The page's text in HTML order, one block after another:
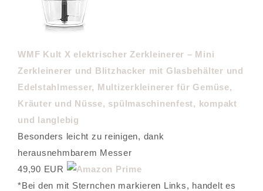
WMF Kult X elektrischer Zerkleinerer – Mini
Zerkleinerer und Blitzhacker mit Glasbehälter und
Edelstahlmesser, Multizerkleinerer für Gemüse,
Kräuter und Nüsse, spülmaschinenfest, kompakt
und langlebig
Besonders leicht zu reinigen, dank
herausnehmbarem Messer
49,90 EUR
*Bei den mit Sternchen markieren Links, handelt es